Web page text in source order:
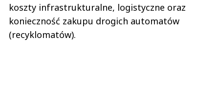
koszty infrastrukturalne, logistyczne oraz
konieczność zakupu drogich automatów
(recyklomatów).